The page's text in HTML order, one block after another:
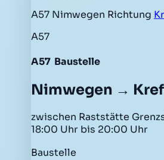
A57 Nimwegen Richtung
A57
A57 Baustelle
Nimwegen →
zwischen Raststätte
18:00 Uhr bis 20:00 Uhr
Baustelle